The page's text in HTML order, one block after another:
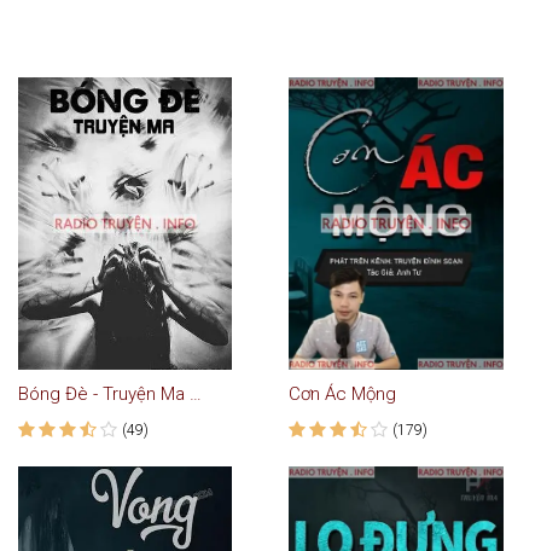
Bóng Đè - Truyện Ma Kinh Dị
(49)
Cơn Ác Mộng
(179)